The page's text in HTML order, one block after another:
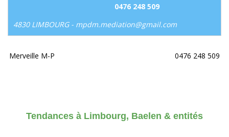
0476 248 509
4830 LIMBOURG - mpdm.mediation@gmail.com
Merveille M-P 0476 248 509
Tendances à Limbourg, Baelen & entités